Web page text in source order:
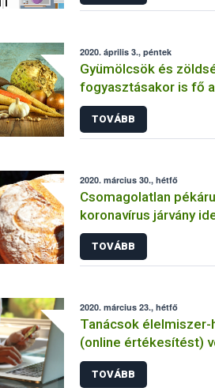
2020. április 3., péntek
Gyümölcsök és
fogyasztásakor is fő
TOVÁBB
2020. március 30., hétfő
Csomagolatlan
koronavírus járvány
TOVÁBB
2020. március 23., hétfő
Tanácsok
(online értékesítést)
vállalkozásoknak
idején
TOVÁBB